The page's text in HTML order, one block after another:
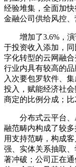
经验堆集，全面加
金融公司供给风控
增加了3.6%，演
于投资收入添加，
字化转型的云网融
行业内具有较高的
入次要包罗软件、
投入，赋能经济社
商定的比例分成；比
分布式云平台、
融范畴内构成了较
用支持范畴，构成
强、实体关系抽取
著冲破；公司正在